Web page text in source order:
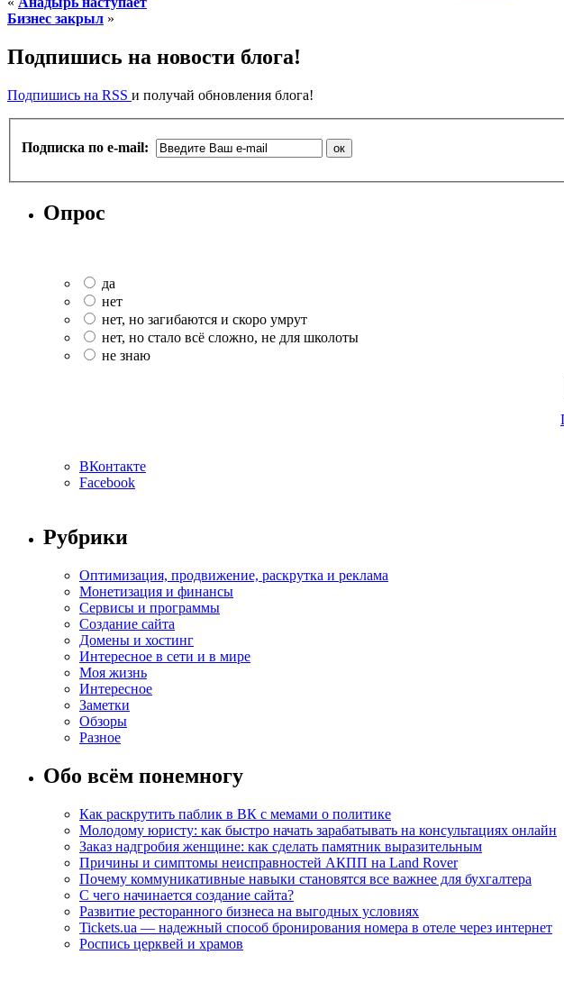
Бизнес закрыл »
Подпишись на новости блога!
Подпишись на RSS и получай обновления блога!
Подписка по e-mail:
Опрос
да
нет
нет, но загибаются и скоро умрут
нет, но стало всё сложно, не для школоты
не знаю
ВКонтакте
Facebook
Рубрики
Оптимизация, продвижение, раскрутка и реклама
Монетизация и финансы
Сервисы и программы
Создание сайта
Домены и хостинг
Интересное в сети и в мире
Моя жизнь
Интересное
Заметки
Обзоры
Разное
Обо всём понемногу
Как раскрутить паблик в ВК с мемами о политике
Молодому юристу: как быстро начать зарабатывать на консультациях онлайн
Заказ надгробия женщине: как сделать памятник выразительным
Причины и симптомы неисправностей АКПП на Land Rover
Почему коммуникативные навыки становятся все важнее для бухгалтера
С чего начинается создание сайта?
Развитие ресторанного бизнеса на выгодных условиях
Tickets.ua — надежный способ бронирования номера в отеле через интернет
Роспись церквей и храмов